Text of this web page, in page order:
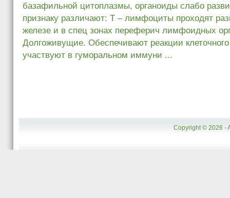
базафильной цитоплазмы, органоиды слабо
признаку различают: Т – лимфоциты проходят
железе и в спец зонах переферич лимфоидных
Долгоживущие. Обеспечивают реакции
участвуют в гуморальном иммуни ...
Copyright © 2026 -